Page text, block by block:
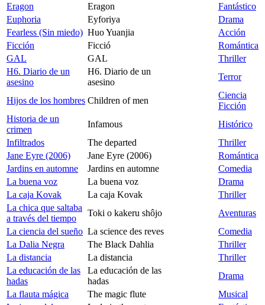
Eragon
Eragon
Fantástico
Euphoria
Eyforiya
Drama
Fearless (Sin miedo) Huo Yuanjia
Acción
Ficción
Ficció
Romántica
GAL
GAL
Thriller
H6. Diario de un
asesino
H6. Diario de un
asesino
Terror
Hijos de los hombres Children of men
Ciencia
Ficción
Historia de un
crimen
Infamous
Histórico
Infiltrados
The departed
Thriller
Jane Eyre (2006)
Jane Eyre (2006)
Romántica
Jardins en automne
Jardins en automne
Comedia
La buena voz
La buena voz
Drama
La caja Kovak
La caja Kovak
Thriller
La chica que saltaba
a través del tiempo
Toki o kakeru shôjo
Aventuras
La ciencia del sueño La science des reves
Comedia
La Dalia Negra
The Black Dahlia
Thriller
La distancia
La distancia
Thriller
La educación de las
hadas
La educación de las
hadas
Drama
La flauta mágica
The magic flute
Musical